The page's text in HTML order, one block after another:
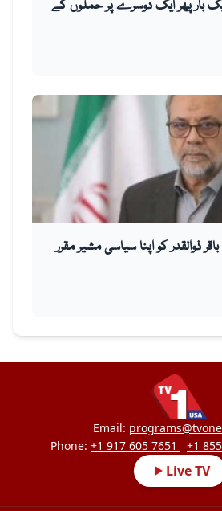
بار پھر ایک دوسرے پر حملوں کے
ذوالقدر کو اپنا سیاسی مشیر مقرر
Email:
Phone: +1 917 605 7651 +1
Live TV